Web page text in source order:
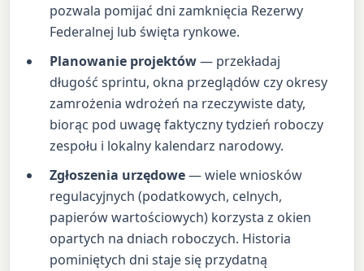
pozwala pomijać dni zamknięcia Rezerwy
Federalnej lub święta rynkowe.
Planowanie projektów— przekładaj
długość sprintu, okna przeglądów czy okresy
zamrożenia wdrożeń na rzeczywiste daty,
biorąc pod uwagę faktyczny tydzień roboczy
zespołu i lokalny kalendarz narodowy.
Zgłoszenia urzędowe— wiele wniosków
regulacyjnych (podatkowych, celnych,
papierów wartościowych) korzysta z okien
opartych na dniach roboczych. Historia
pominiętych dni staje się przydatną